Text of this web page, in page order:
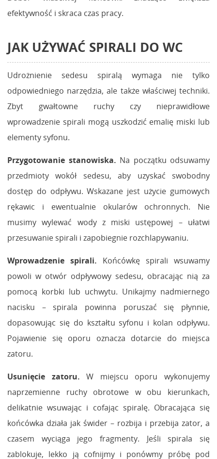
efektywność i skraca czas pracy.
JAK UŻYWAĆ SPIRALI DO WC
Udrożnienie sedesu spiralą wymaga nie tylko
odpowiedniego narzędzia, ale także właściwej techniki.
Zbyt gwałtowne ruchy czy nieprawidłowe
wprowadzenie spirali mogą uszkodzić emalię miski lub
elementy syfonu.
Przygotowanie stanowiska. Na początku odsuwamy
przedmioty wokół sedesu, aby uzyskać swobodny
dostęp do odpływu. Wskazane jest użycie gumowych
rękawic i ewentualnie okularów ochronnych. Nie
musimy wylewać wody z miski ustępowej – ułatwi
przesuwanie spirali i zapobiegnie rozchlapywaniu.
Wprowadzenie spirali. Końcówkę spirali wsuwamy
powoli w otwór odpływowy sedesu, obracając nią za
pomocą korbki lub uchwytu. Unikajmy nadmiernego
nacisku – spirala powinna poruszać się płynnie,
dopasowując się do kształtu syfonu i kolan odpływu.
Pojawienie się oporu oznacza dotarcie do miejsca
zatoru.
Usunięcie zatoru.W miejscu oporu wykonujemy
naprzemienne ruchy obrotowe w obu kierunkach,
delikatnie wsuwając i cofając spiralę. Obracająca się
końcówka działa jak świder – rozbija i przebija zator, a
czasem wyciąga jego fragmenty. Jeśli spirala się
zablokuje, lekko ją cofnijmy i ponówmy próbę pod